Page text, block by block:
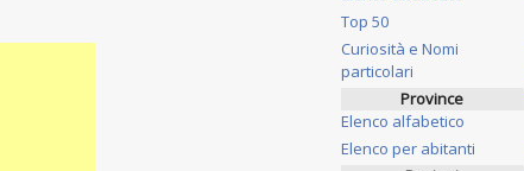
Top 50
Curiosità e Nomi
particolari
Province
Elenco alfabetico
Elenco per abitanti